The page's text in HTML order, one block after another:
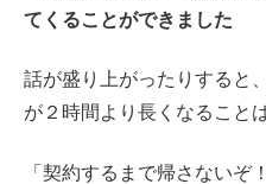
てくることができました
話が盛り上がったりすると
が２時間より長くなること
「契約するまで帰さないぞ